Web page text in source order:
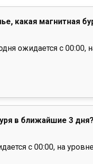
какая магнитная
ожидается с 00:00,
в ближайшие 3 дня?
с 00:00, на